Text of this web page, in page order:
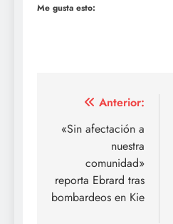
Me gusta esto:
Navegación
de
entradas
Anterior:
«Sin afectación a
nuestra
comunidad»
reporta Ebrard tras
bombardeos en Kie